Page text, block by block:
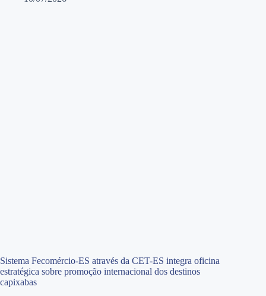
Sistema Fecomércio-ES através da CET-ES integra oficina
estratégica sobre promoção internacional dos destinos
capixabas